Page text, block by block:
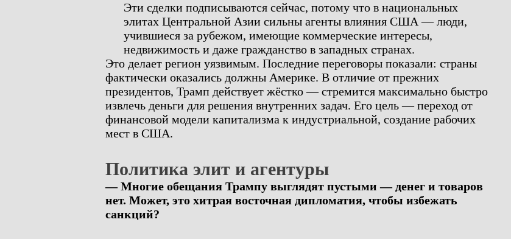
Эти сделки подписываются сейчас, потому что в национальных
элитах Центральной Азии сильны агенты влияния США — люди,
учившиеся за рубежом, имеющие коммерческие интересы,
недвижимость и даже гражданство в западных странах.
Это делает регион уязвимым. Последние переговоры показали: страны
фактически оказались должны Америке. В отличие от прежних
президентов, Трамп действует жёстко — стремится максимально быстро
извлечь деньги для решения внутренних задач. Его цель — переход от
финансовой модели капитализма к индустриальной, создание рабочих
мест в США.
Политика элит и агентуры
— Многие обещания Трампу выглядят пустыми — денег и товаров
нет. Может, это хитрая восточная дипломатия, чтобы избежать
санкций?